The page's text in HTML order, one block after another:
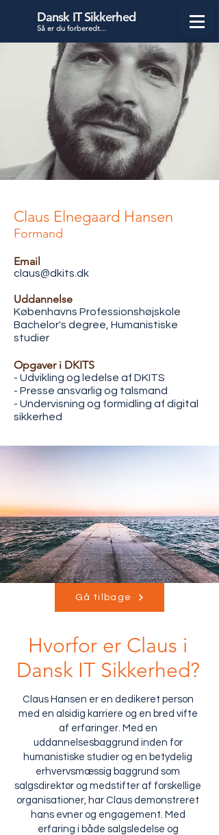
Dansk IT Sikkerhed
Så er du forberedt...
Claus Elnegaard Hansen
Formand
Email
claus@dkits.dk
Uddannelse
Københavns Professionshøjskole
Bachelor's degree, Humanistiske
studier
Opgaver i DKITS
- Udvikling og ledelse af DKITS
- Presse ansvarlig og talsmand
- Undervisning og formidling af digital
sikkerhed
Gå tilbage
Hvorfor er Claus i
Dansk IT Sikkerhed?
Claus Hansen er en dedikeret person
med en alsidig karriere og en bred vifte
af erfaringer. Med en
uddannelsesbaggrund inden for
humanistiske studier og en betydelig
erhvervsmæssig baggrund som
salgsdirektør og medstifter af forskellige
organisationer, har Claus demonstreret
hans evner og engagement. Med
erfaring i både salgsledelse og